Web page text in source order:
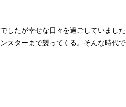
したが幸せな日々を過ごしていました
スターまで襲ってくる。そんな時代